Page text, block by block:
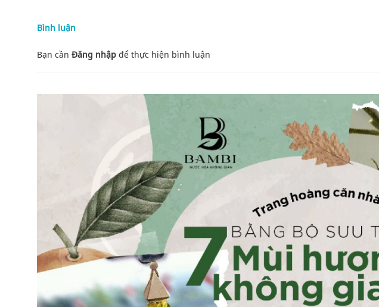
Bình luận
Bạn cần Đăng nhập để thực hiện bình luận